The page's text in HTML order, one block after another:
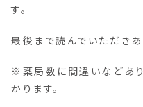
す。
最後まで読んでいただきあ
※薬局数に間違いなどあ
かります。